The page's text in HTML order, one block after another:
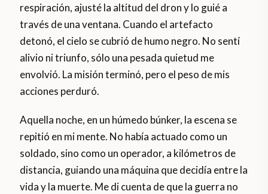
respiración, ajusté la altitud del dron y lo guié a
través de una ventana. Cuando el artefacto
detonó, el cielo se cubrió de humo negro. No sentí
alivio ni triunfo, sólo una pesada quietud me
envolvió. La misión terminó, pero el peso de mis
acciones perduró.
Aquella noche, en un húmedo búnker, la escena se
repitió en mi mente. No había actuado como un
soldado, sino como un operador, a kilómetros de
distancia, guiando una máquina que decidía entre la
vida y la muerte. Me di cuenta de que la guerra no